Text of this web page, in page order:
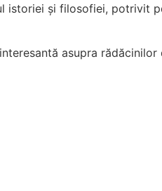
istoriei și filosofiei, potrivit
asupra